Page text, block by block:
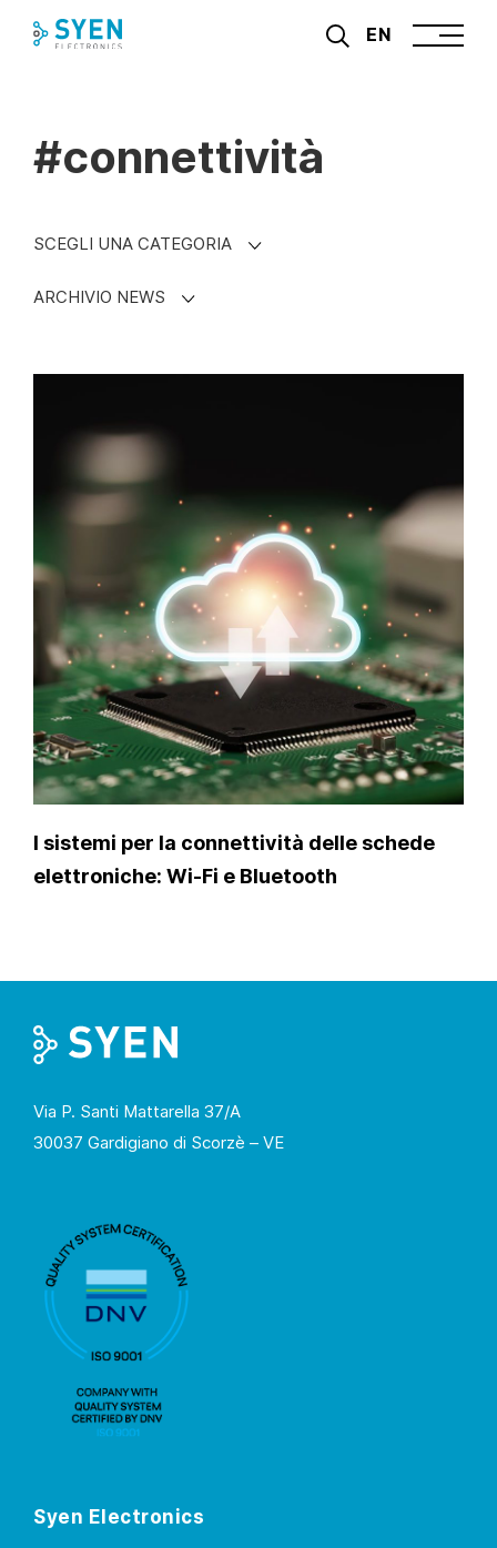
EN
#connettività
SCEGLI UNA CATEGORIA
ARCHIVIO NEWS
I sistemi per la connettività delle schede
elettroniche: Wi-Fi e Bluetooth
Via P. Santi Mattarella 37/A
30037 Gardigiano di Scorzè – VE
Syen Electronics